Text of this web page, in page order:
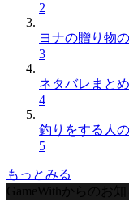
2
ヨナの贈り物
3
ネタバレまと
4
釣りをする人
5
もっとみる
GameWithからのお知